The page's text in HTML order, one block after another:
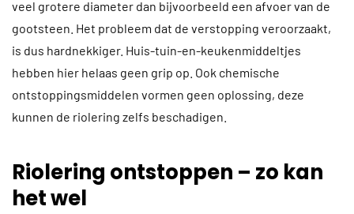
veel grotere diameter dan bijvoorbeeld een afvoer van de
gootsteen. Het probleem dat de verstopping veroorzaakt,
is dus hardnekkiger. Huis-tuin-en-keukenmiddeltjes
hebben hier helaas geen grip op. Ook chemische
ontstoppingsmiddelen vormen geen oplossing, deze
kunnen de riolering zelfs beschadigen.
Riolering ontstoppen – zo kan
het wel